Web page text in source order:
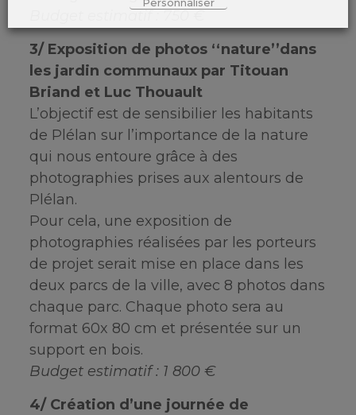
3/ Exposition de photos ‘‘nature’’dans
les jardin communaux par Titouan
Briand et Luc Thouault
L’objectif est de sensibilier les habitants
de Plélan sur l’importance de la nature
qui nous entoure grâce à des
photographies prises aux alentours de
Plélan.
Pour cela, une exposition de
photographies réalisées par les porteurs
de projet serait mise en place dans les
deux parcs de la ville, avec 8 photos dans
chaque parc. Chaque photo sera au
format 60x 80 cm et présentée sur un
support en bois.
Budget estimatif : 1 800 €
4/ Création d’une journée de